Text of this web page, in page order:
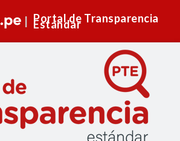
Portal de Transparencia
Estándar